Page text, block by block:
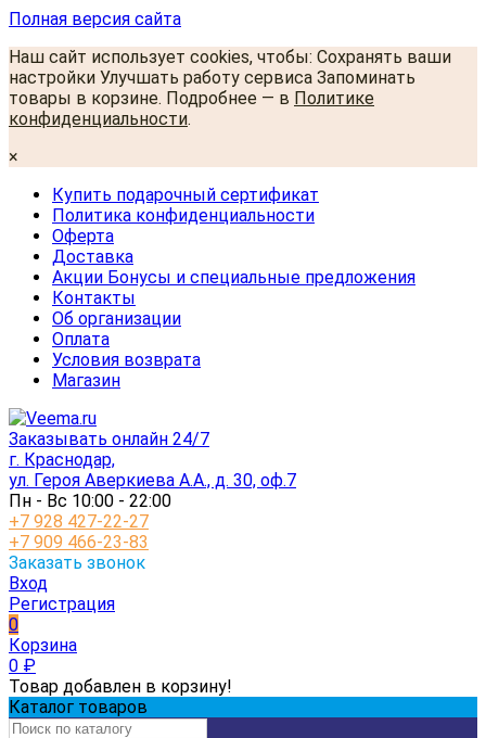
Полная версия сайта
Наш сайт использует cookies, чтобы: Сохранять ваши
настройки Улучшать работу сервиса Запоминать
товары в корзине. Подробнее — в Политике
конфиденциальности.
×
Купить подарочный сертификат
Политика конфиденциальности
Оферта
Доставка
Акции Бонусы и специальные предложения
Контакты
Об организации
Оплата
Условия возврата
Магазин
Заказывать онлайн 24/7
г. Краснодар,
ул. Героя Аверкиева А.А., д. 30, оф.7
Пн - Вс 10:00 - 22:00
+7 928 427-22-27
+7 909 466-23-83
Заказать звонок
Вход
Регистрация
0
Корзина
0 ₽
Товар добавлен в корзину!
Каталог товаров